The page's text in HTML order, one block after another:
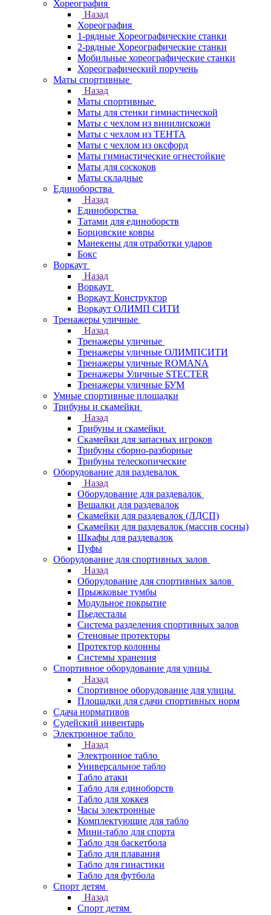
Хореография
Назад
Хореография
1-рядные Хореографические станки
2-рядные Хореографические станки
Мобильные хореографические станки
Хореографический поручень
Маты спортивные
Назад
Маты спортивные
Маты для стенки гимнастической
Маты с чехлом из винилискожи
Маты с чехлом из ТЕНТА
Маты с чехлом из оксфорд
Маты гимнастические огнестойкие
Маты для соскоков
Маты складные
Единоборства
Назад
Единоборства
Татами для единоборств
Борцовские ковры
Манекены для отработки ударов
Бокс
Воркаут
Назад
Воркаут
Воркаут Конструктор
Воркаут ОЛИМП СИТИ
Тренажеры уличные
Назад
Тренажеры уличные
Тренажеры уличные ОЛИМПСИТИ
Тренажеры уличные ROMANA
Тренажеры Уличные STECTER
Тренажеры уличные БУМ
Умные спортивные площадки
Трибуны и скамейки
Назад
Трибуны и скамейки
Скамейки для запасных игроков
Трибуны сборно-разборные
Трибуны телескопические
Оборудование для раздевалок
Назад
Оборудование для раздевалок
Вешалки для раздевалок
Скамейки для раздевалок (ЛДСП)
Скамейки для раздевалок (массив сосны)
Шкафы для раздевалок
Пуфы
Оборудование для спортивных залов
Назад
Оборудование для спортивных залов
Прыжковые тумбы
Модульное покрытие
Пьедесталы
Система разделения спортивных залов
Стеновые протекторы
Протектор колонны
Системы хранения
Спортивное оборудование для улицы
Назад
Спортивное оборудование для улицы
Площадки для сдачи спортивных норм
Сдача нормативов
Судейский инвентарь
Электронное табло
Назад
Электронное табло
Универсальное табло
Табло атаки
Табло для единоборств
Табло для хоккея
Часы электронные
Комплектующие для табло
Мини-табло для спорта
Табло для баскетбола
Табло для плавания
Табло для гинастики
Табло для футбола
Спорт детям
Назад
Спорт детям